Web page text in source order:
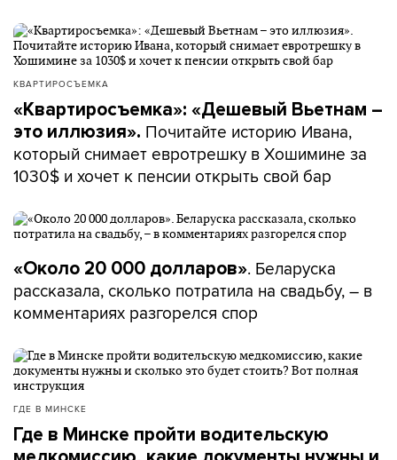
КВАРТИРОСЪЕМКА
«Квартиросъемка»: «Дешевый Вьетнам –
это иллюзия». Почитайте историю Ивана,
который снимает евротрешку в Хошимине за
1030$ и хочет к пенсии открыть свой бар
«Около 20 000 долларов». Беларуска
рассказала, сколько потратила на свадьбу, – в
комментариях разгорелся спор
ГДЕ В МИНСКЕ
Где в Минске пройти водительскую